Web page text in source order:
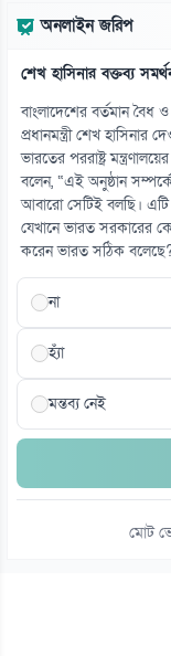
অনলাইন জরিপ
শেখ হাসিনার বক্তব্য
বাংলাদেশের বর্তমান বৈধ
প্রধানমন্ত্রী শেখ হাসিনার
ভারতের পররাষ্ট্র
বলেন, “এই অনুষ্ঠান
আবারো সেটিই বলছি।
যেখানে ভারত সরকারের
করেন ভারত সঠিক
না
হ্যাঁ
মন্তব্য নেই
মোট